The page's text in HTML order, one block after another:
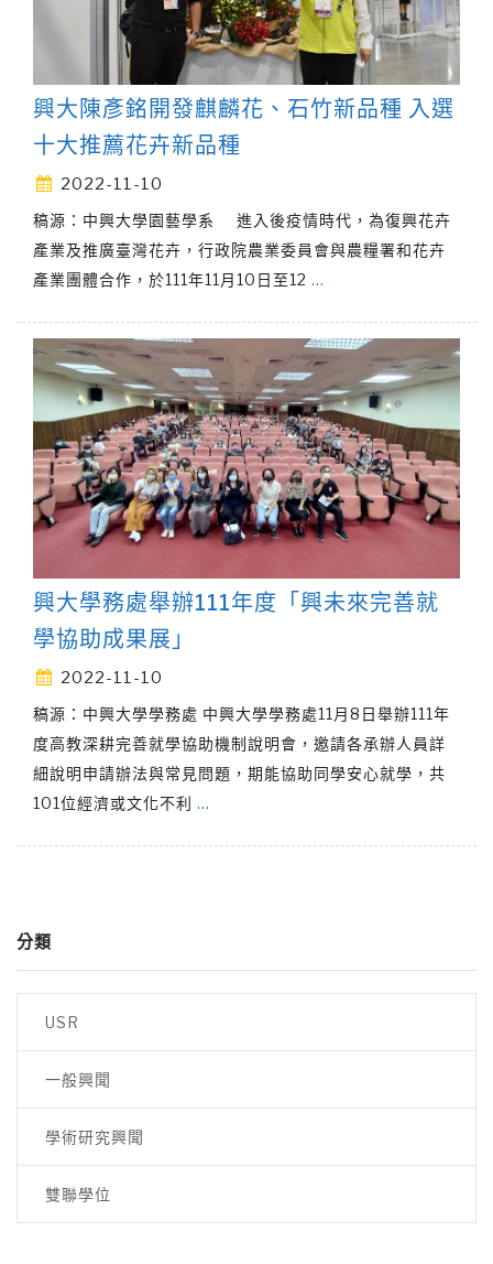
興大陳彥銘開發麒麟花、石竹新品種 入選
十大推薦花卉新品種
2022-11-10
稿源：中興大學園藝學系 進入後疫情時代，為復興花卉
產業及推廣臺灣花卉，行政院農業委員會與農糧署和花卉
產業團體合作，於111年11月10日至12 …
興大學務處舉辦111年度「興未來完善就
學協助成果展」
2022-11-10
稿源：中興大學學務處 中興大學學務處11月8日舉辦111年
度高教深耕完善就學協助機制說明會，邀請各承辦人員詳
細說明申請辦法與常見問題，期能協助同學安心就學，共
101位經濟或文化不利 …
分類
USR
一般興聞
學術研究興聞
雙聯學位